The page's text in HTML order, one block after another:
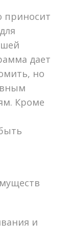
приносит
дает
но
Кроме
и